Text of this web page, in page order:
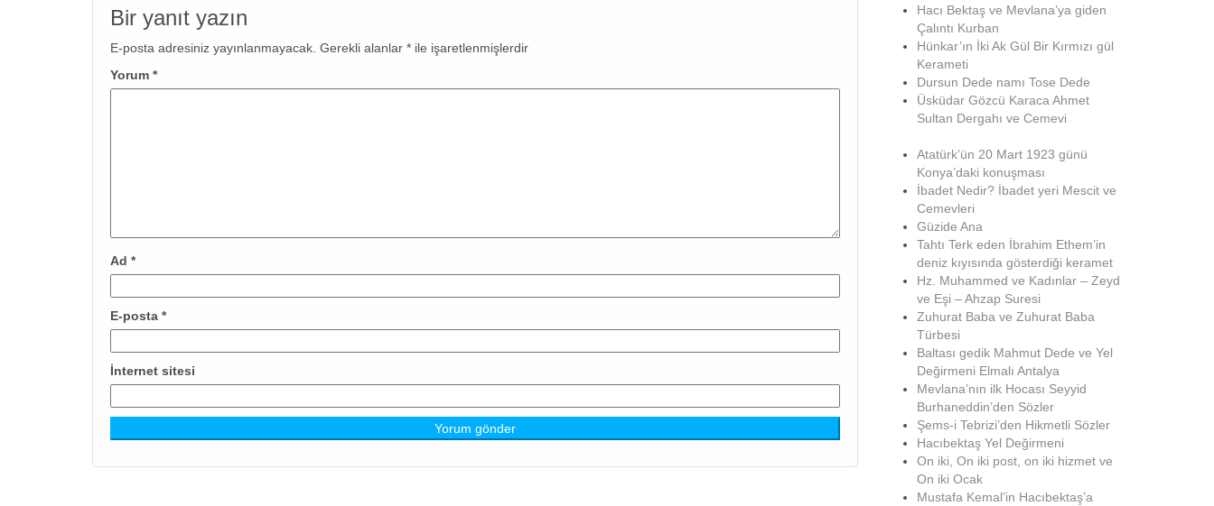
Bir yanıt yazın
E-posta adresiniz yayınlanmayacak. Gerekli alanlar * ile işaretlenmişlerdir
Yorum *
Ad *
E-posta *
İnternet sitesi
Hacı Bektaş ve Mevlana’ya giden
Çalıntı Kurban
Hünkar’ın İki Ak Gül Bir Kırmızı gül
Kerameti
Dursun Dede namı Tose Dede
Üsküdar Gözcü Karaca Ahmet
Sultan Dergahı ve Cemevi
Atatürk’ün 20 Mart 1923 günü
Konya’daki konuşması
İbadet Nedir? İbadet yeri Mescit ve
Cemevleri
Güzide Ana
Tahtı Terk eden İbrahim Ethem’in
deniz kıyısında gösterdiği keramet
Hz. Muhammed ve Kadınlar – Zeyd
ve Eşi – Ahzap Suresi
Zuhurat Baba ve Zuhurat Baba
Türbesi
Baltası gedik Mahmut Dede ve Yel
Değirmeni Elmalı Antalya
Mevlana’nın ilk Hocası Seyyid
Burhaneddin’den Sözler
Şems-i Tebrizi’den Hikmetli Sözler
Hacıbektaş Yel Değirmeni
On iki, On iki post, on iki hizmet ve
On iki Ocak
Mustafa Kemal’in Hacıbektaş’a